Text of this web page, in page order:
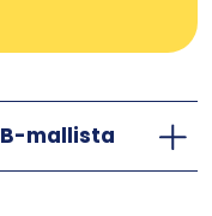
mallista